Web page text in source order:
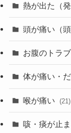
熱が出た（
頭が痛い（頭
お腹のトラ
体が痛い・
喉が痛い (21)
咳・痰が止